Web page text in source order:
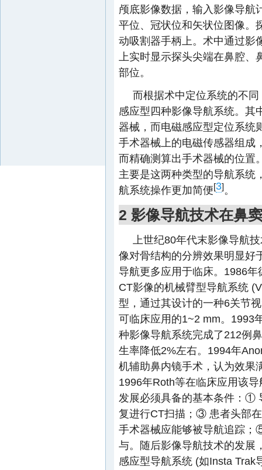
颅底影像数据，输入影像导航
平位、冠状位和矢状位图像。
动吸割器手柄上。术中通过影
上实时显示探头尖端在鼻腔
部位。
而根据术中定位系统的不
感应型四种影像导航系统。其
器械，而电磁感应型定位系统
手术器械上的电磁传感器组成
而精确测算出手术器械的位置
主要是这两种类型的导航系统
航系统操作更加简便[3]。
2 影像导航技术在鼻
上世纪80年代末影像导航
像对骨结构的分辨效果明显好
导航更多应用于临床。1986
CT影像的机械臂型导航系统
型，通过其设计的一种6关节
可临床应用的1~2 mm。1993
种影像导航系统完成了212例
生率降低2%左右。1994年
机辅助鼻内镜手术，认为效果
1996年Roth等在临床应用该
发展必须具备的基本条件：①
复进行CT扫描；③ 患者头部
手术器械应能够被导航追踪
与。随后影像导航技术的发展
感应型导航系统 (如Insta Trak